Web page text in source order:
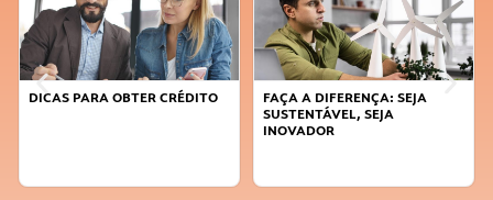
DICAS PARA OBTER CRÉDITO
FAÇA A DIFERENÇA: SEJA
SUSTENTÁVEL, SEJA
INOVADOR